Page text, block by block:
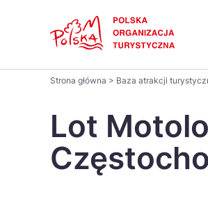
Pomysł na...
Regiony
Gastronomia i kuchnia
na
stronie
Strona główna > Baza atrakcji
Lot